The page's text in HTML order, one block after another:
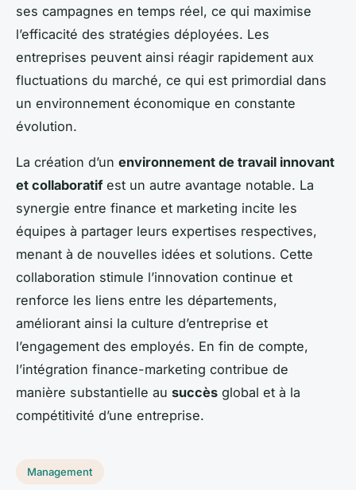
ses campagnes en temps réel, ce qui maximise
l’efficacité des stratégies déployées. Les
entreprises peuvent ainsi réagir rapidement aux
fluctuations du marché, ce qui est primordial dans
un environnement économique en constante
évolution.
La création d’un environnement de travail innovant
et collaboratifest un autre avantage notable. La
synergie entre finance et marketing incite les
équipes à partager leurs expertises respectives,
menant à de nouvelles idées et solutions. Cette
collaboration stimule l’innovation continue et
renforce les liens entre les départements,
améliorant ainsi la culture d’entreprise et
l’engagement des employés. En fin de compte,
l’intégration finance-marketing contribue de
manière substantielle au succès global et à la
compétitivité d’une entreprise.
Management